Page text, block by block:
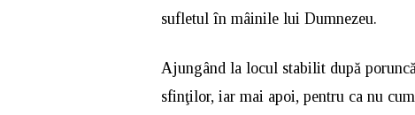
sufletul în mâinile lui Dumnezeu.
Ajungând la locul stabilit după
sfinţilor, iar mai apoi, pentru ca nu